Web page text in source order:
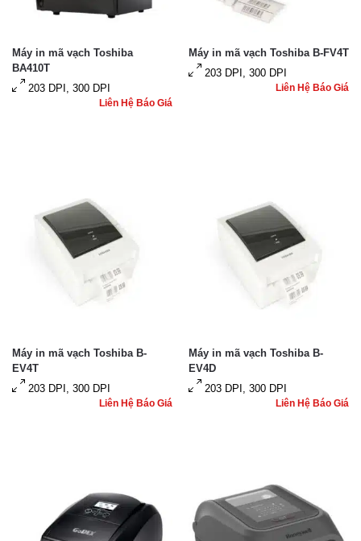
Máy in mã vạch Toshiba
BA410T
203 DPI, 300 DPI
Liên Hệ Báo Giá
Máy in mã vạch Toshiba B-FV4T
203 DPI, 300 DPI
Liên Hệ Báo Giá
Máy in mã vạch Toshiba B-
EV4T
203 DPI, 300 DPI
Liên Hệ Báo Giá
Máy in mã vạch Toshiba B-
EV4D
203 DPI, 300 DPI
Liên Hệ Báo Giá